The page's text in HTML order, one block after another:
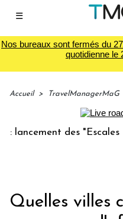
☰
Nos bureaux sont fermés du
quotidienne le
Accueil > TravelManagerMaG
des "Escales
Quelles villes